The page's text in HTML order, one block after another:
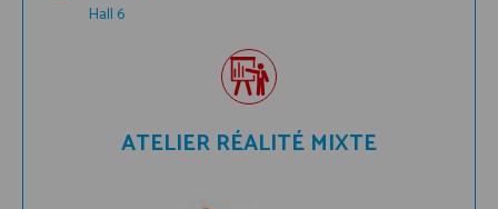
Hall 6
ATELIER RÉALITÉ MIXTE